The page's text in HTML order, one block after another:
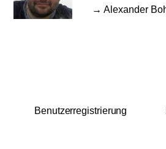
→ Alexander
Benutzerregistrierung